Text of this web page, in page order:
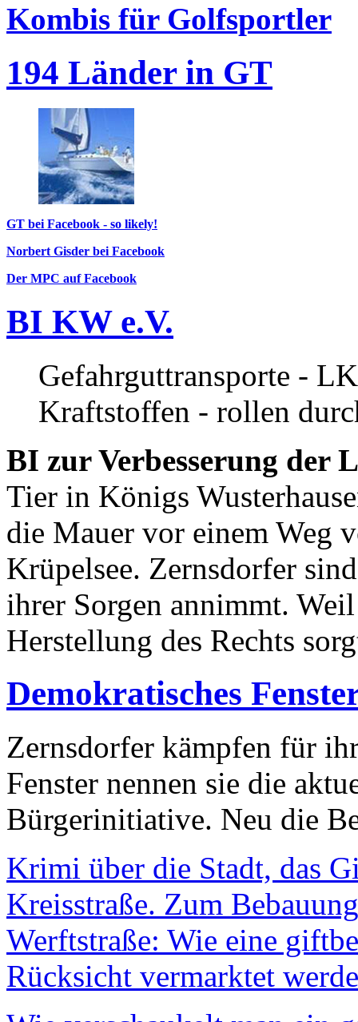
Kombis für Golfsportler
194 Länder in GT
GT bei Facebook - so likely!
Norbert Gisder bei Facebook
Der MPC auf Facebook
BI KW e.V.
Gefahrguttransporte -
Kraftstoffen - rollen
BI zur Verbesserung der
Tier in Königs
die Mauer vor einem Weg
Krüpelsee. Zernsdorfer
ihrer Sorgen annimmt.
Herstellung des Rechts
Demokratisches
Zernsdorfer kämpfen für
Fenster nennen sie die
Bürgerinitiative. Neu die
Krimi über die Stadt, das
Kreisstraße. Zum
Werftstraße: Wie eine
Rücksicht vermarktet